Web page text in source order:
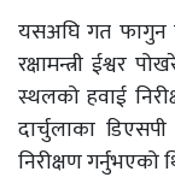
यसअघि गत फागुन
रक्षामन्त्री ईश्वर
स्थलको हवाई
दार्चुलाका
निरीक्षण गर्नुभएको